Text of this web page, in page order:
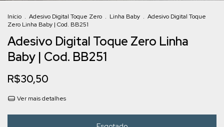
Início . Adesivo Digital Toque Zero . Linha Baby . Adesivo Digital Toque
Zero Linha Baby | Cod. BB251
Adesivo Digital Toque Zero Linha
Baby | Cod. BB251
R$30,50
Ver mais detalhes